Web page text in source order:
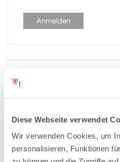
Diese Webseite verwendet
Wir verwenden Cookies, um
personalisieren, Funktionen
Anmelden
2026
2025